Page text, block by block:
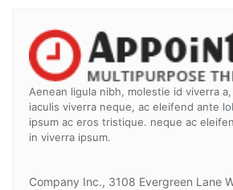
Aenean ligula nibh, molestie id viverra
iaculis viverra neque, ac eleifend ante
ipsum ac eros tristique. neque ac
in viverra ipsum.
Company Inc., 3108 Evergreen Lane